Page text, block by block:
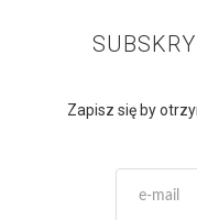
Zapisz się by